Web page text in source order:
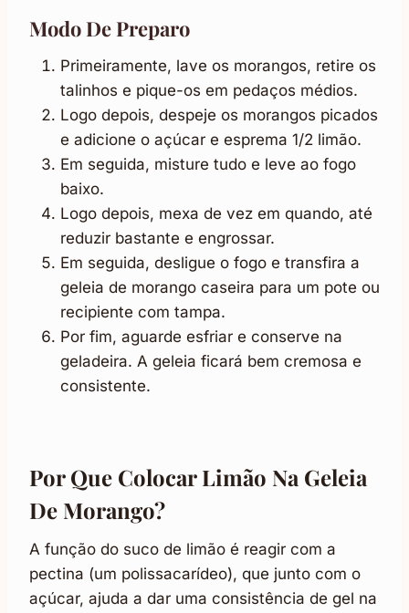
Modo De Preparo
Primeiramente, lave os morangos, retire os
talinhos e pique-os em pedaços médios.
Logo depois, despeje os morangos picados
e adicione o açúcar e esprema 1/2 limão.
Em seguida, misture tudo e leve ao fogo
baixo.
Logo depois, mexa de vez em quando, até
reduzir bastante e engrossar.
Em seguida, desligue o fogo e transfira a
geleia de morango caseira para um pote ou
recipiente com tampa.
Por fim, aguarde esfriar e conserve na
geladeira. A geleia ficará bem cremosa e
consistente.
Por Que Colocar Limão Na Geleia
De Morango?
A função do suco de limão é reagir com a
pectina (um polissacarídeo), que junto com o
açúcar, ajuda a dar uma consistência de gel na